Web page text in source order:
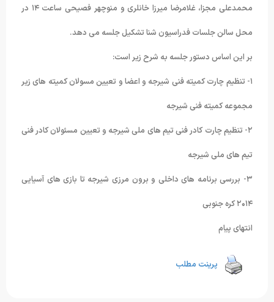
محمدعلی مجزا، غلامرضا میرزا خانلری و منوچهر فصیحی ساعت ۱۴ در
محل سالن جلسات فدراسیون شنا تشکیل جلسه می دهد.
بر این اساس دستور جلسه به شرح زیر است:
۱- تنظیم چارت کمیته فنی شیرجه و اعضا و تعیین مسولان کمیته های زیر
مجموعه کمیته فنی شیرجه
۲- تنظیم چارت کادر فنی تیم های ملی شیرجه و تعیین مسئولان کادر فنی
تیم های ملی شیرجه
۳- بررسی برنامه های داخلی و برون مرزی شیرجه تا بازی های آسیایی
۲۰۱۴ کره جنوبی
انتهای پیام
پرینت مطلب